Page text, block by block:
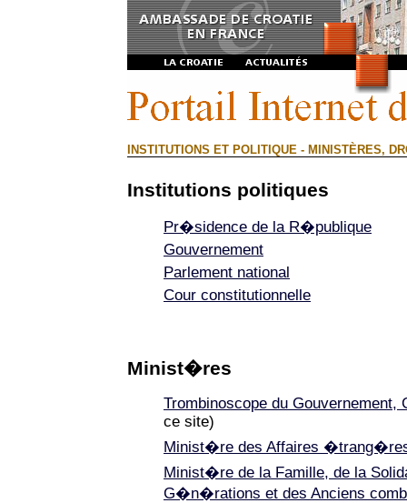
INSTITUTIONS ET POLITIQUE - MINISTÈRES,
Institutions politiques
Pr�sidence de la R�publique
Gouvernement
Parlement national
Cour constitutionnelle
Minist�res
Trombinoscope du Gouvernement,
ce site)
Minist�re des Affaires
Minist�re de la Famille, de la
G�n�rations et des Anciens